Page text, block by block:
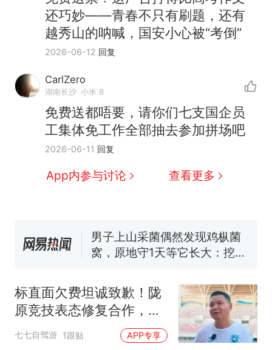
还巧妙——青春不只有刷题，还有
越秀山的呐喊，国安小心被“考倒”
2026-06-12 回复
CarlZero
湖南长沙 小米 8
免费送都唔要，请你们七支国企员
工集体免工作全部抽去参加拼场吧
2026-06-11 回复
App内参与讨论 查看更多
热 那个在床头放菜刀的女孩，
因老师一句“跟我回家”改写了
人生
新 制裁瓜子饺子，美国怕什
协会回应
男子上山采菌偶然发现鸡枞菌
窝，原地守1天等它长大：挖了
回大海 目击者直呼震惊 （视频
来源：参考消息）
女子开一天一夜空调后二氧化
碳中毒
那个在床头放菜刀的女孩，
标直面欠费坦诚致歉！陇
原竞技表态修复合作，足
协杯硬仗仍存变数
七七自驾游 1跟贴 APP专享